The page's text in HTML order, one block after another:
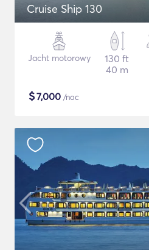
Cruise Ship 130
Jacht motorowy
130 ft
40 m
$7,000 /noc